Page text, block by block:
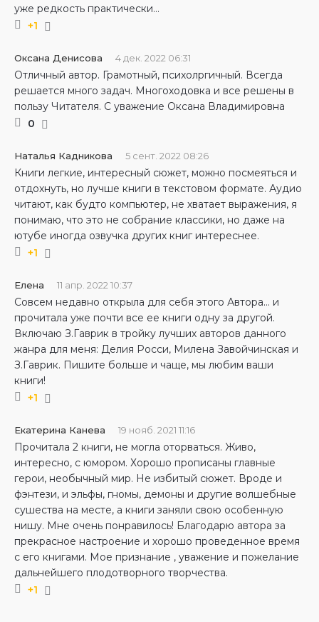
уже редкость практически…
+1
Оксана Денисова 4 дек. 2022 06:31
Отличный автор. Грамотный, психолргичный. Всегда
решается много задач. Многоходовка и все решены в
пользу Читателя. С уважение Оксана Владимировна
0
Наталья Кадникова 5 сент. 2022 08:26
Книги легкие, интересный сюжет, можно посмеяться и
отдохнуть, но лучше книги в текстовом формате. Аудио
читают, как будто компьютер, не хватает выражения, я
понимаю, что это не собрание классики, но даже на
ютубе иногда озвучка других книг интереснее.
+1
Елена 11 апр. 2022 10:37
Совсем недавно открыла для себя этого Автора… и
прочитала уже почти все ее книги одну за другой.
Включаю З.Гаврик в тройку лучших авторов данного
жанра для меня: Делия Росси, Милена Завойчинская и
З.Гаврик. Пишите больше и чаще, мы любим ваши
книги!
+1
Екатерина Канева 19 нояб. 2021 11:16
Прочитала 2 книги, не могла оторваться. Живо,
интересно, с юмором. Хорошо прописаны главные
герои, необычный мир. Не избитый сюжет. Вроде и
фэнтези, и эльфы, гномы, демоны и другие волшебные
сушества на месте, а книги заняли свою особенную
нишу. Мне очень понравилось! Благодарю автора за
прекрасное настроение и хорошо проведенное время
с его книгами. Мое признание , уважение и пожелание
дальнейшего плодотворного творчества.
+1